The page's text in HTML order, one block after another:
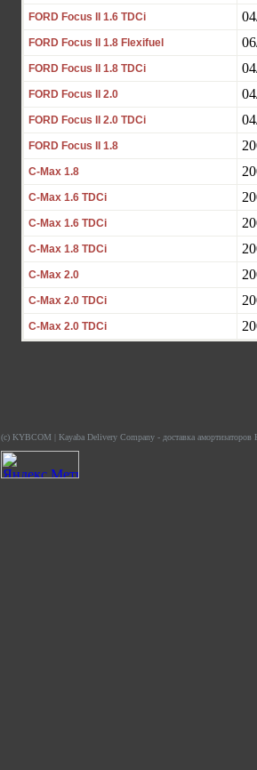
FORD Focus II 1.6 TDCi
FORD Focus II 1.8 Flexifuel
FORD Focus II 1.8 TDCi
FORD Focus II 2.0
FORD Focus II 2.0 TDCi
FORD Focus II 1.8
C-Max 1.8
C-Max 1.6 TDCi
C-Max 1.6 TDCi
C-Max 1.8 TDCi
C-Max 2.0
C-Max 2.0 TDCi
C-Max 2.0 TDCi
(c) KYBCOM | Kayaba Delivery Company - доставка амортизаторов